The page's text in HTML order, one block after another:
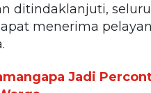
ditindaklanjuti,
menerima
Jadi